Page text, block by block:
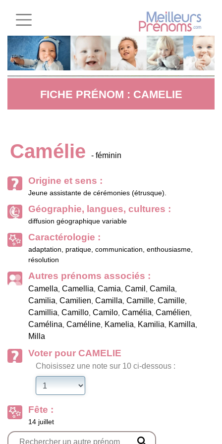
FICHE PRÉNOM : CAMELIE
Camélie - féminin
Origine et sens :
Jeune assistante de cérémonies (étrusque).
Géographie, langues, cultures :
diffusion géographique variable
Caractérologie :
adaptation, pratique, communication, enthousiasme,
résolution
Autres prénoms associés :
Camella, Camellia, Camia, Camil , Camila,
Camilia, Camilien, Camilla, Camille, Camille,
Camillia, Camillo, Camilo, Camélia, Camélien,
Camélina, Caméline, Kamelia, Kamilia, Kamilla,
Milla
Voter pour CAMELIE
Choisissez une note sur 10 ci-dessous :
Fête :
14 juillet